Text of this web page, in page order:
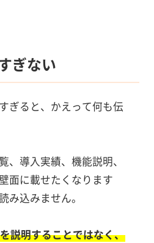
ぎない
ぎると、かえって何も伝
、導入実績、機能説明、
面に載せたくなります
み込みません。
説明することではなく、